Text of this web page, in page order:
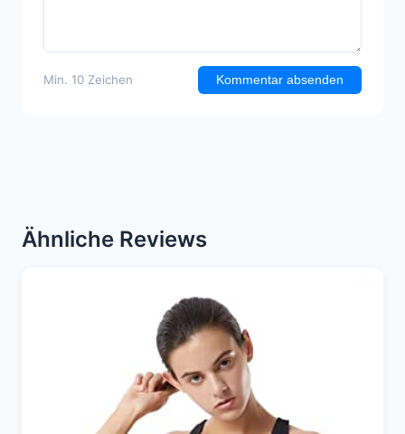
Min. 10 Zeichen Kommentar absenden
Ähnliche Reviews